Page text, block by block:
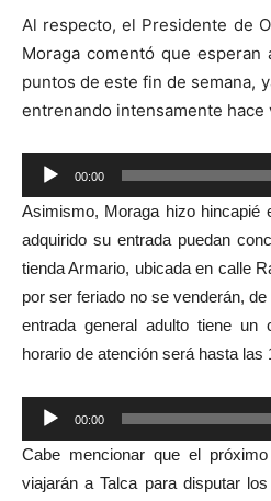
Al respecto, el Presidente de
Moraga comentó que
puntos de este fin de semana,
entrenando intensamente hace
Reproductor
de
audio
00:00
Asimismo, Moraga hizo hincapié
adquirido su entrada puedan
tienda Armario, ubicada en calle
por ser feriado no se venderán,
entrada general adulto tiene
horario de atención será hasta las
Reproductor
de
audio
00:00
Cabe mencionar que el
viajarán a Talca para disputar